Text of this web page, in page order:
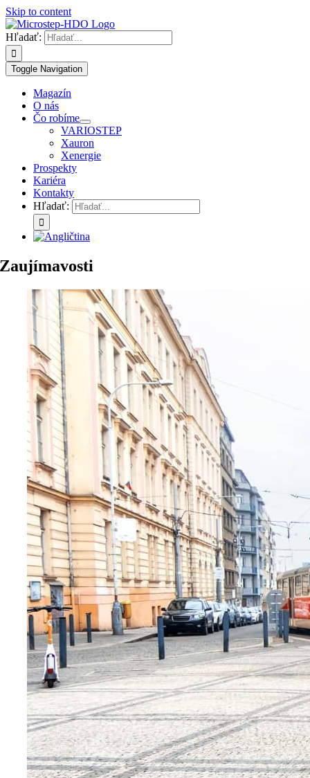
Skip to content
Hľadať:
Toggle Navigation
Magazín
O nás
Čo robíme
VARIOSTEP
Xauron
Xenergie
Prospekty
Kariéra
Kontakty
Hľadať:
Zaujímavosti